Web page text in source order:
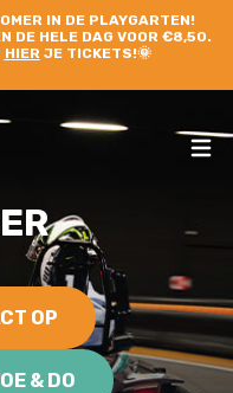
IN DE PLAYGARTEN!
DE HELE DAG VOOR €8,50.
HIERJE TICKETS!🌞
OP
& DO